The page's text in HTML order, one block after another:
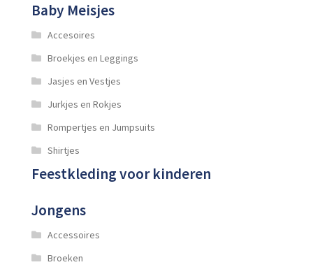
Baby Meisjes
Accesoires
Broekjes en Leggings
Jasjes en Vestjes
Jurkjes en Rokjes
Rompertjes en Jumpsuits
Shirtjes
Feestkleding voor kinderen
Jongens
Accessoires
Broeken